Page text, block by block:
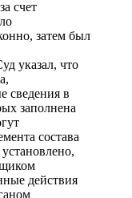
счет
затем был
указал, что
сведения в
заполнена
состава
действия